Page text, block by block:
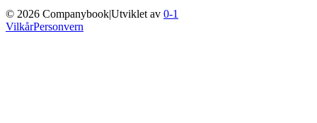
© 2026 Companybook|Utviklet av 0-1
VilkårPersonvern